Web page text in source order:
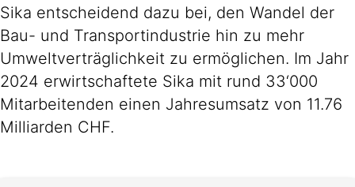
Sika entscheidend dazu bei, den Wandel der
Bau- und Transportindustrie hin zu mehr
Umweltverträglichkeit zu ermöglichen. Im Jahr
2024 erwirtschaftete Sika mit rund 33‘000
Mitarbeitenden einen Jahresumsatz von 11.76
Milliarden CHF.